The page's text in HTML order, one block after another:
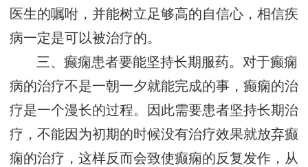
医生的嘱咐，并能树立足够高的自信心，相信疾
病一定是可以被治疗的。
三、癫痫患者要能坚持长期服药。对于癫痫
病的治疗不是一朝一夕就能完成的事，癫痫的治
疗是一个漫长的过程。因此需要患者坚持长期治
疗，不能因为初期的时候没有治疗效果就放弃癫
痫的治疗，这样反而会致使癫痫的反复发作，从